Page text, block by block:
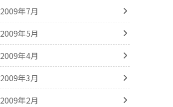
2009年7月
2009年5月
2009年4月
2009年3月
2009年2月